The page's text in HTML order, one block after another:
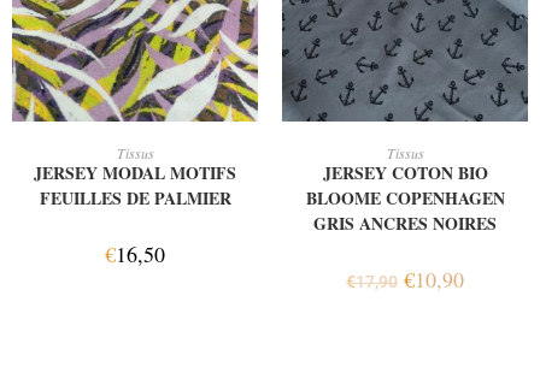
Tissus
JERSEY MODAL MOTIFS
FEUILLES DE PALMIER
€16,50
Tissus
JERSEY COTON BIO
BLOOME COPENHAGEN
GRIS ANCRES NOIRES
€17,90 €10,90